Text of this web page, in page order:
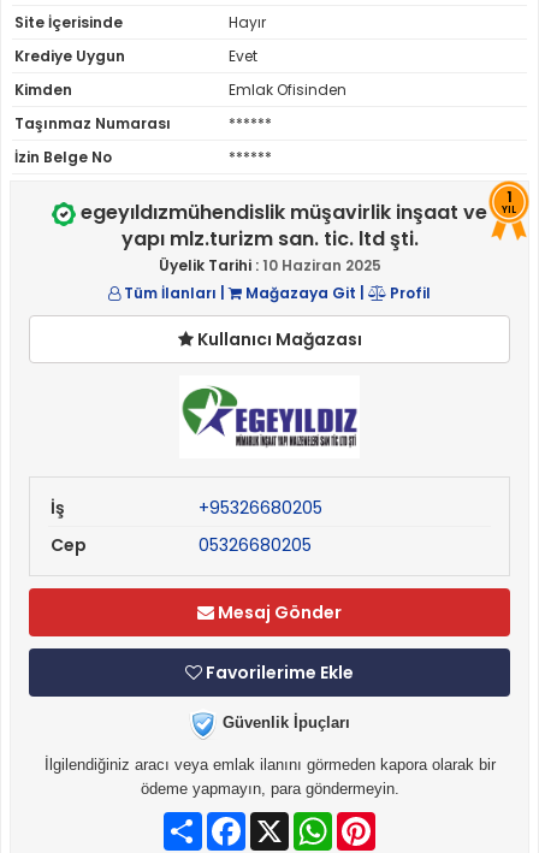
Site İçerisinde
Hayır
Krediye Uygun
Evet
Kimden
Emlak Ofisinden
Taşınmaz Numarası
******
İzin Belge No
******
1
YIL
egeyıldızmühendislik müşavirlik inşaat ve
yapı mlz.turizm san. tic. ltd şti.
Üyelik Tarihi :10 Haziran 2025
Tüm İlanları | Mağazaya Git Profil
Kullanıcı Mağazası
İş
+95326680205
Cep
05326680205
Mesaj Gönder
Favorilerime Ekle
Güvenlik İpuçları
İlgilendiğiniz aracı veya emlak ilanını görmeden kapora olarak bir
ödeme yapmayın, para göndermeyin.
PaylaşFacebook
X WhatsApp